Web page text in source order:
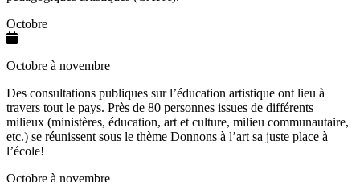
Octobre
Octobre à novembre
Des consultations publiques sur l’éducation artistique ont lieu à
travers tout le pays. Près de 80 personnes issues de différents
milieux (ministères, éducation, art et culture, milieu communautaire,
etc.) se réunissent sous le thème Donnons à l’art sa juste place à
l’école!
Octobre à novembre